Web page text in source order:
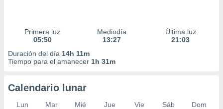
Primera luz
05:50
Mediodía
13:27
Última luz
21:03
Duración del día 14h 11m
Tiempo para el amanecer 1h 31m
Calendario lunar
Lun Mar Mié Jue Vie Sáb
Dom